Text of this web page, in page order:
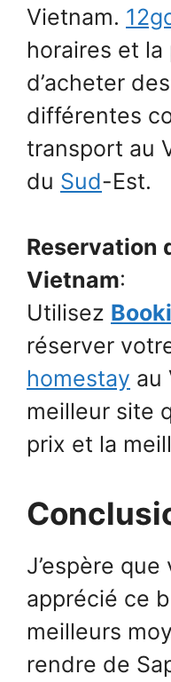
Vietnam.
horaires et
d’acheter
différentes
transport au
du Sud-Est.
Reservation
Vietnam:
Utilisez
réserver
homestay au
meilleur site
prix et la
J’espère
apprécié ce
meilleurs
rendre de